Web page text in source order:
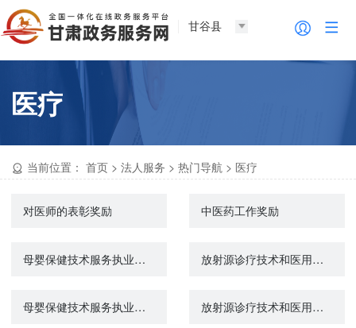
甘谷县
医疗
当前位置： 首页 >法人服务 >热门导航 > 医疗
对医师的表彰奖励 中医药工作奖励
母婴保健技术服务执业许可（助产技术、婚前医学检查、结扎手术、终止妊娠手术）校验 放射源诊疗技术和医用辐射机构许可（新办、新增设备）
母婴保健技术服务执业许可（助产技术、婚前医学检查、结扎手术、终止妊娠手术） 放射源诊疗技术和医用辐射机构许可（变更）